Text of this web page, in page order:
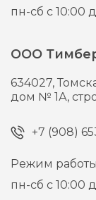
пн-сб с 10:00
ООО
634027,
дом № 1А,
+7 (908)
Режим
пн-сб с 10:00